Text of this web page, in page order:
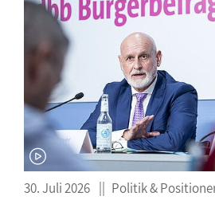
30. Juli 2026 Politik &